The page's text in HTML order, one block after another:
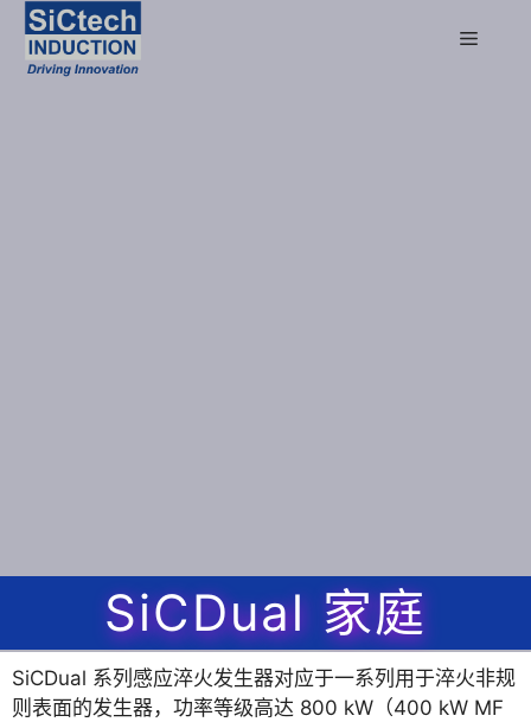
SiCDual 家庭
SiCDual 系列感应淬火发生器对应于一系列用于淬火非规
则表面的发生器，功率等级高达 800 kW（400 kW MF